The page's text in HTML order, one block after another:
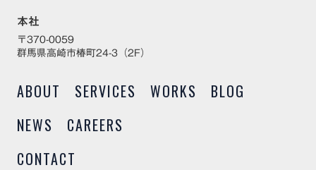
本社
〒370-0059
群馬県高崎市椿町24-3（2F）
ABOUT SERVICES WORKS
BLOG
NEWS
CAREERS
CONTACT